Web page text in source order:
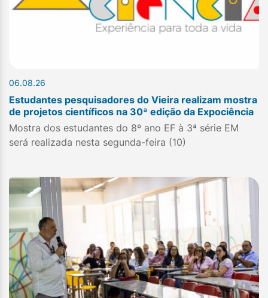
06.08.26
Estudantes pesquisadores do Vieira realizam mostra
de projetos científicos na 30ª edição da Expociência
Mostra dos estudantes do 8º ano EF à 3ª série EM
será realizada nesta segunda-feira (10)